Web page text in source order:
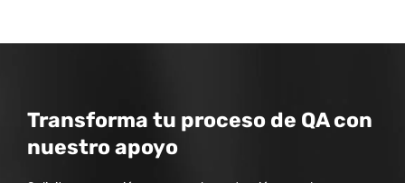
Transforma tu proceso de QA con
nuestro apoyo